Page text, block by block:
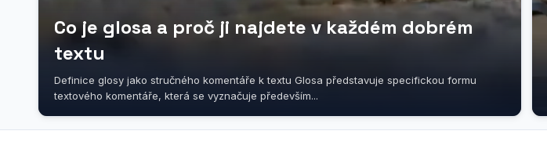
Co je glosa a proč ji najdete v každém dobrém
textu
Definice glosy jako stručného komentáře k textu Glosa představuje specifickou formu
textového komentáře, která se vyznačuje především...